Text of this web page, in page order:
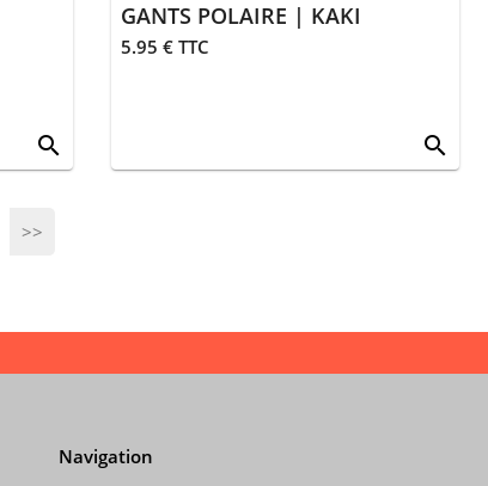
search
GANTS POLAIRE | KAKI
5.95 € TTC
search
>>
Navigation